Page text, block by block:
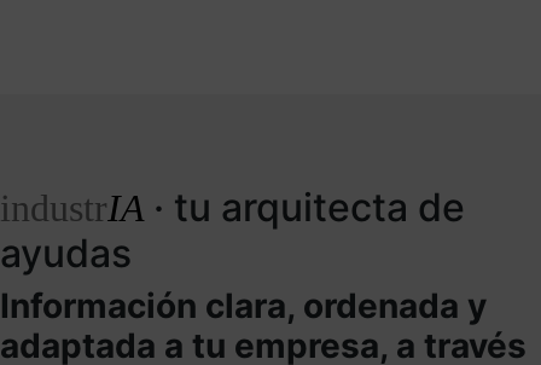
industrIA · tu arquitecta de
ayudas
Información clara, ordenada y
adaptada a tu empresa, a través